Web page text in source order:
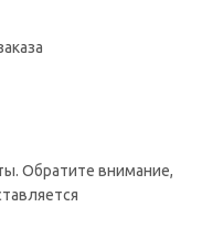
Обратите внимание,